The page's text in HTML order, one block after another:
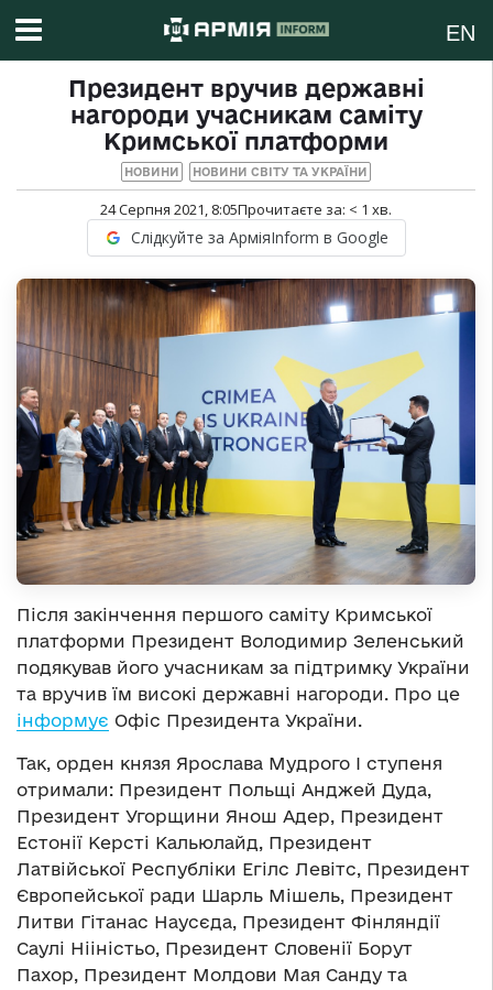
EN
Президент вручив державні
нагороди учасникам саміту
Кримської платформи
НОВИНИ НОВИНИ СВІТУ ТА УКРАЇНИ
24 Серпня 2021, 8:05Прочитаєте за: < 1 хв.
Слідкуйте за АрміяInform в Google
Після закінчення першого саміту Кримської
платформи Президент Володимир Зеленський
подякував його учасникам за підтримку України
та вручив їм високі державні нагороди. Про це
інформує Офіс Президента України.
Так, орден князя Ярослава Мудрого І ступеня
отримали: Президент Польщі Анджей Дуда,
Президент Угорщини Янош Адер, Президент
Естонії Керсті Кальюлайд, Президент
Латвійської Республіки Егілс Левітс, Президент
Європейської ради Шарль Мішель, Президент
Литви Гітанас Наусєда, Президент Фінляндії
Саулі Нііністьо, Президент Словенії Борут
Пахор, Президент Молдови Мая Санду та